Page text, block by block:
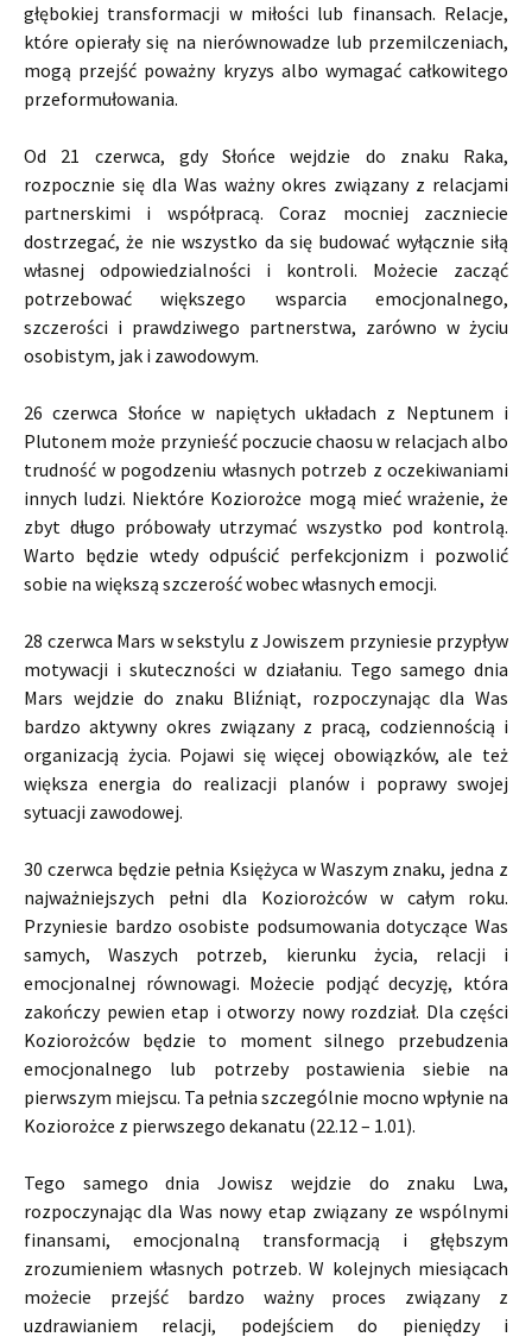
głębokiej transformacji w miłości lub finansach. Relacje,
które opierały się na nierównowadze lub przemilczeniach,
mogą przejść poważny kryzys albo wymagać całkowitego
przeformułowania.
Od 21 czerwca, gdy Słońce wejdzie do znaku Raka,
rozpocznie się dla Was ważny okres związany z relacjami
partnerskimi i współpracą. Coraz mocniej zaczniecie
dostrzegać, że nie wszystko da się budować wyłącznie siłą
własnej odpowiedzialności i kontroli. Możecie zacząć
potrzebować większego wsparcia emocjonalnego,
szczerości i prawdziwego partnerstwa, zarówno w życiu
osobistym, jak i zawodowym.
26 czerwca Słońce w napiętych układach z Neptunem i
Plutonem może przynieść poczucie chaosu w relacjach albo
trudność w pogodzeniu własnych potrzeb z oczekiwaniami
innych ludzi. Niektóre Koziorożce mogą mieć wrażenie, że
zbyt długo próbowały utrzymać wszystko pod kontrolą.
Warto będzie wtedy odpuścić perfekcjonizm i pozwolić
sobie na większą szczerość wobec własnych emocji.
28 czerwca Mars w sekstylu z Jowiszem przyniesie przypływ
motywacji i skuteczności w działaniu. Tego samego dnia
Mars wejdzie do znaku Bliźniąt, rozpoczynając dla Was
bardzo aktywny okres związany z pracą, codziennością i
organizacją życia. Pojawi się więcej obowiązków, ale też
większa energia do realizacji planów i poprawy swojej
sytuacji zawodowej.
30 czerwca będzie pełnia Księżyca w Waszym znaku, jedna z
najważniejszych pełni dla Koziorożców w całym roku.
Przyniesie bardzo osobiste podsumowania dotyczące Was
samych, Waszych potrzeb, kierunku życia, relacji i
emocjonalnej równowagi. Możecie podjąć decyzję, która
zakończy pewien etap i otworzy nowy rozdział. Dla części
Koziorożców będzie to moment silnego przebudzenia
emocjonalnego lub potrzeby postawienia siebie na
pierwszym miejscu. Ta pełnia szczególnie mocno wpłynie na
Koziorożce z pierwszego dekanatu (22.12 – 1.01).
Tego samego dnia Jowisz wejdzie do znaku Lwa,
rozpoczynając dla Was nowy etap związany ze wspólnymi
finansami, emocjonalną transformacją i głębszym
zrozumieniem własnych potrzeb. W kolejnych miesiącach
możecie przejść bardzo ważny proces związany z
uzdrawianiem relacji, podejściem do pieniędzy i